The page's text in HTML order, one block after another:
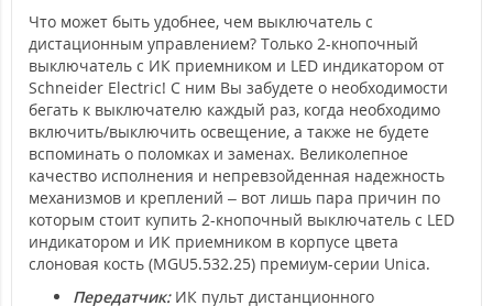
Что может быть удобнее, чем выключатель с
дистационным управлением? Только 2-кнопочный
выключатель с ИК приемником и LED индикатором от
Schneider Electric! С ним Вы забудете о необходимости
бегать к выключателю каждый раз, когда необходимо
включить/выключить освещение, а также не будете
вспоминать о поломках и заменах. Великолепное
качество исполнения и непревзойденная надежность
механизмов и креплений – вот лишь пара причин по
которым стоит купить 2-кнопочный выключатель с LED
индикатором и ИК приемником в корпусе цвета
слоновая кость (MGU5.532.25) премиум-серии Unica.
Передатчик:ИК пульт дистанционного